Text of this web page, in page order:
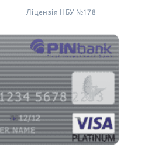
Ліцензія НБУ №178